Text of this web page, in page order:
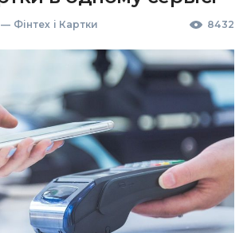
— Фінтех і Картки 8432